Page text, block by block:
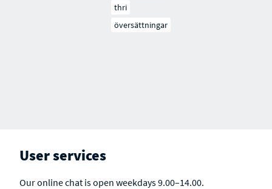
thri
översättningar
User services
Our online chat is open weekdays 9.00–14.00.